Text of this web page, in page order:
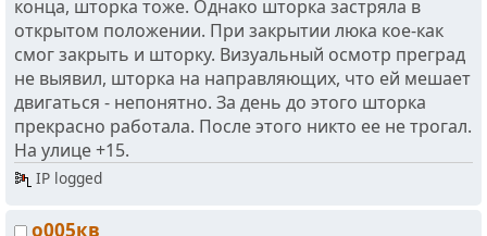
конца, шторка тоже. Однако шторка застряла в
открытом положении. При закрытии люка кое-как
смог закрыть и шторку. Визуальный осмотр преград
не выявил, шторка на направляющих, что ей мешает
двигаться - непонятно. За день до этого шторка
прекрасно работала. После этого никто ее не трогал.
На улице +15.
IP logged
о005кв